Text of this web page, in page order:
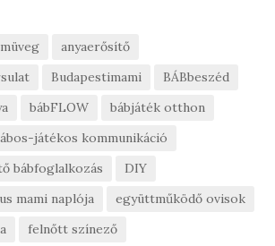
anyaerősítő
Budapestimami
BÁBbeszéd
bábFLOW
bábjáték otthon
játékos kommunikáció
bábfoglalkozás
DIY
mami naplója
együttműködő ovisok
felnőtt színező